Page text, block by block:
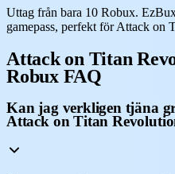
Uttag från bara 10 Robux.
gamepass, perfekt för Attack on
Attack on Titan
Robux FAQ
Kan jag verkligen tjäna
Attack on Titan